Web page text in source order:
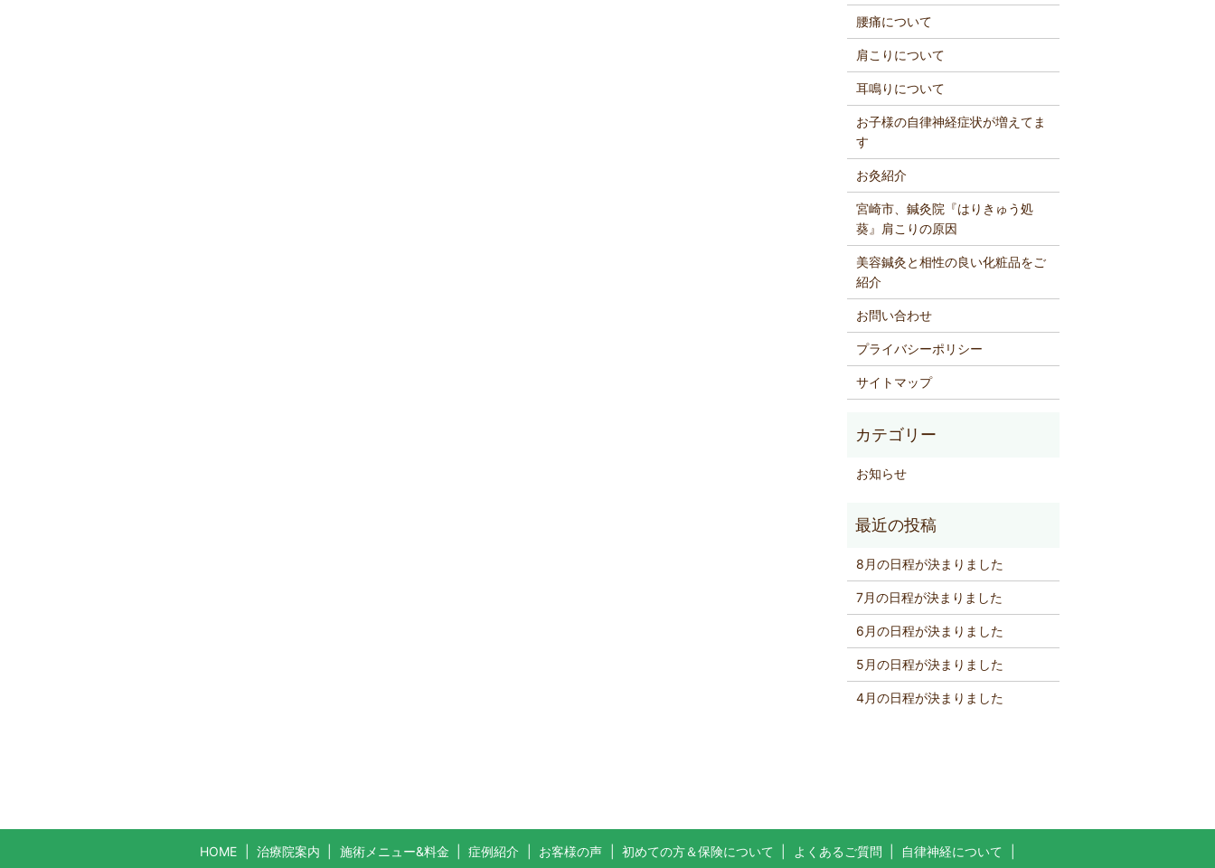
腰痛について
肩こりについて
耳鳴りについて
お子様の自律神経症状が増えてま
す
お灸紹介
宮崎市、鍼灸院『はりきゅう処
葵』肩こりの原因
美容鍼灸と相性の良い化粧品をご
紹介
お問い合わせ
プライバシーポリシー
サイトマップ
お知らせ
8月の日程が決まりました
7月の日程が決まりました
6月の日程が決まりました
5月の日程が決まりました
4月の日程が決まりました
HOME 治療院案内 施術メニュー&料金 症例紹介 お客様の声 初めての方＆保険について よくあるご質問 自律神経について